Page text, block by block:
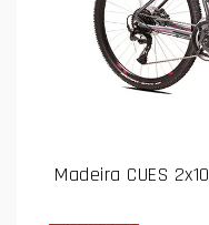
Madeira CUES 2x10